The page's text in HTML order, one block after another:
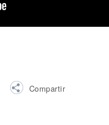
Compartir